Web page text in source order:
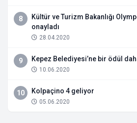
8
Kültür ve Turizm Bakanlığı
onayladı
28.04.2020
9 Kepez Belediyesi’ne bir ödül
10.06.2020
10 Kolpaçino 4 geliyor
05.06.2020